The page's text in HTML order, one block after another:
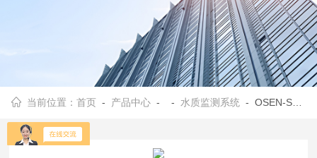
当前位置：首页 - 产品中心 - - 水质监测系统 - OSEN-SZ观赏鱼大型养殖场水环境质量监控系统